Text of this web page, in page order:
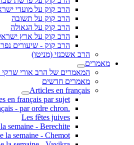
הרב קוק על מועדי
הרב קוק על תשובה
הרב קוק על הגאולה
הרב קוק על ארץ
הרב קוק - שיעורים
הרב אשכנזי (מניטו)
מאמרים
המאמרים של הרב אורי שרקי
מאמרים חדשים
Articles en français
en français par sujet
.Articles en français - par ordre chron
Les fêtes juives
semaine - Berechite
la semaine - Chemot